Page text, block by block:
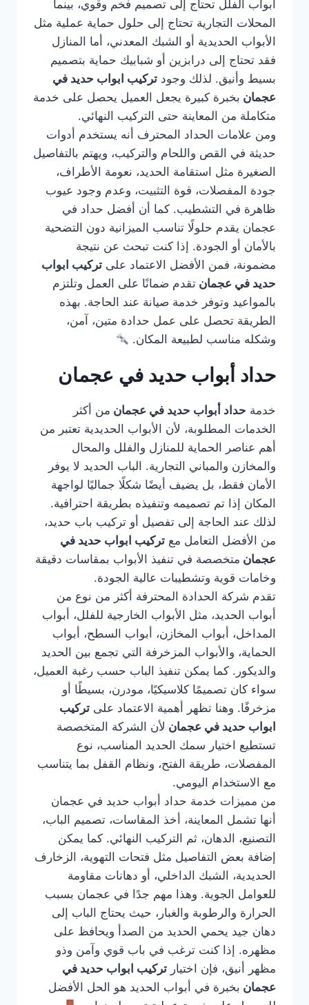
أبواب الفلل تحتاج إلى تصميم فخم وقوي، بينما
المحلات التجارية تحتاج إلى حلول حماية عملية مثل
الأبواب الحديدية أو الشبك المعدني، أما المنازل
فقد تحتاج إلى درابزين أو شبابيك حماية بتصميم
بسيط وأنيق. لذلك وجود تركيب ابواب حديد في
عجمان بخبرة كبيرة يجعل العميل يحصل على خدمة
متكاملة من المعاينة حتى التركيب النهائي.
ومن علامات الحداد المحترف أنه يستخدم أدوات
حديثة في القص واللحام والتركيب، ويهتم بالتفاصيل
الصغيرة مثل استقامة الحديد، نعومة الأطراف،
جودة المفصلات، قوة التثبيت، وعدم وجود عيوب
ظاهرة في التشطيب. كما أن أفضل حداد في
عجمان يقدم حلولًا تناسب الميزانية دون التضحية
بالأمان أو الجودة. إذا كنت تبحث عن نتيجة
مضمونة، فمن الأفضل الاعتماد على تركيب ابواب
حديد في عجمان تقدم ضمانًا على العمل وتلتزم
بالمواعيد وتوفر خدمة صيانة عند الحاجة. بهذه
الطريقة تحصل على عمل حدادة متين، آمن،
وشكله مناسب لطبيعة المكان.
حداد أبواب حديد في عجمان
خدمة حداد أبواب حديد في عجمان من أكثر
الخدمات المطلوبة، لأن الأبواب الحديدية تعتبر من
أهم عناصر الحماية للمنازل والفلل والمحال
والمخازن والمباني التجارية. الباب الحديد لا يوفر
الأمان فقط، بل يضيف أيضًا شكلًا جماليًا لواجهة
المكان إذا تم تصميمه وتنفيذه بطريقة احترافية.
لذلك عند الحاجة إلى تفصيل أو تركيب باب حديد،
من الأفضل التعامل مع تركيب ابواب حديد في
عجمان متخصصة في تنفيذ الأبواب بمقاسات دقيقة
وخامات قوية وتشطيبات عالية الجودة.
تقدم شركة الحدادة المحترفة أكثر من نوع من
أبواب الحديد، مثل الأبواب الخارجية للفلل، أبواب
المداخل، أبواب المخازن، أبواب السطح، أبواب
الحماية، والأبواب المزخرفة التي تجمع بين الحديد
والديكور. كما يمكن تنفيذ الباب حسب رغبة العميل،
سواء كان تصميمًا كلاسيكيًا، مودرن، بسيطًا أو
مزخرفًا. وهنا تظهر أهمية الاعتماد على تركيب
ابواب حديد في عجمان لأن الشركة المتخصصة
تستطيع اختيار سمك الحديد المناسب، نوع
المفصلات، طريقة الفتح، ونظام القفل بما يتناسب
مع الاستخدام اليومي.
من مميزات خدمة حداد أبواب حديد في عجمان
أنها تشمل المعاينة، أخذ المقاسات، تصميم الباب،
التصنيع، الدهان، ثم التركيب النهائي. كما يمكن
إضافة بعض التفاصيل مثل فتحات التهوية، الزخارف
الحديدية، الشبك الداخلي، أو دهانات مقاومة
للعوامل الجوية. وهذا مهم جدًا في عجمان بسبب
الحرارة والرطوبة والغبار، حيث يحتاج الباب إلى
دهان جيد يحمي الحديد من الصدأ ويحافظ على
مظهره. إذا كنت ترغب في باب قوي وآمن وذو
مظهر أنيق، فإن اختيار تركيب ابواب حديد في
عجمان بخبرة في أبواب الحديد هو الحل الأفضل